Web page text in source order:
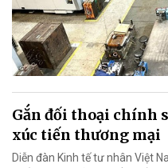
Gắn đối thoại chính
xúc tiến thương mại
Diễn đàn Kinh tế tư nhân Việt